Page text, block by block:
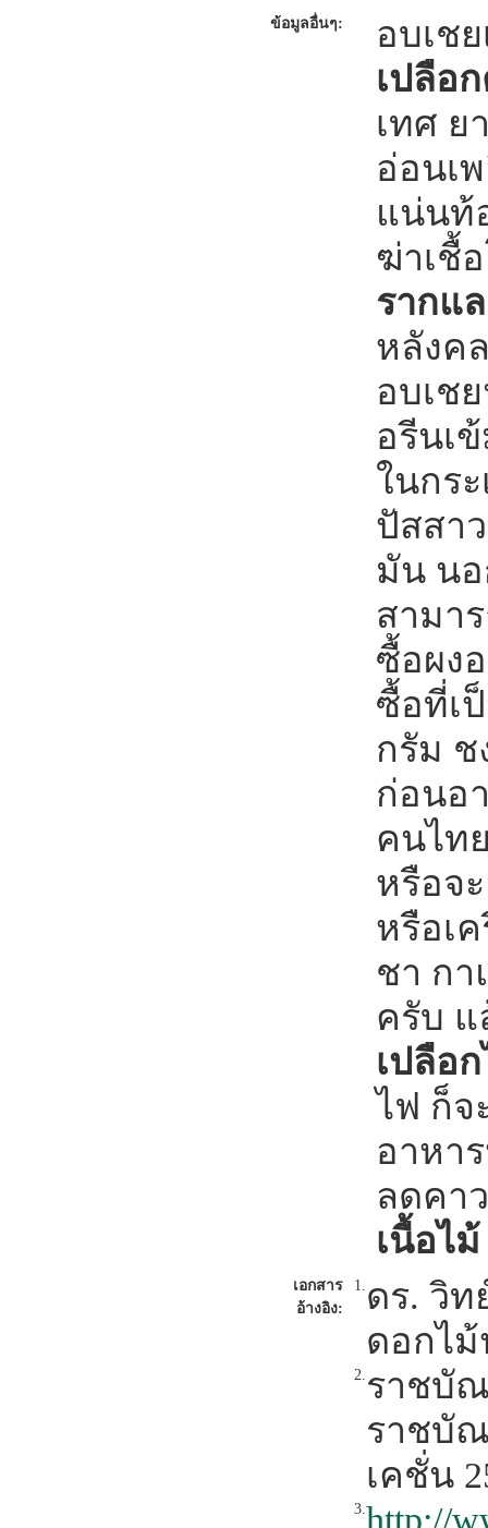
ข้อมูลอื่นๆ:
อบเช
เปลือ
เทศ
อ่อนเ
แน่นท้
ฆ่าเชื้
รากแ
หลังค
อบเช
อรีนเ
ในกร
ปัสสา
มัน น
สามา
ซื้อผง
ซื้อที่เ
กรัม ช
ก่อนอ
คนไท
หรือจ
หรือเ
ชา กา
ครับ
เปลือ
ไฟ ก็จ
อาหา
ลดคาว
เนื้อไม้
เอกสาร
อ้างอิง:
1. ดร. วิ
ดอกไม้
2. ราชบั
ราชบั
เคชั่น
3.http://